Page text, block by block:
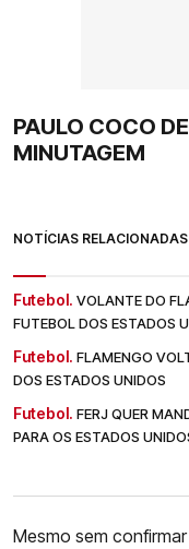
PAULO COCO
MINUTAGEM
NOTÍCIAS RELACIONADAS
Futebol. VOLANTE DO
FUTEBOL DOS ESTADOS
Futebol. FLAMENGO
DOS ESTADOS UNIDOS
Futebol. FERJ QUER
PARA OS ESTADOS
Mesmo sem